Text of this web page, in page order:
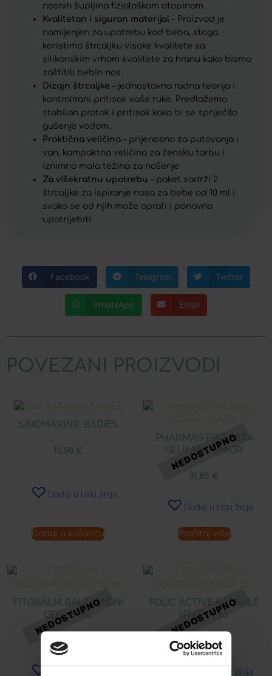
nosnih šupljina fiziološkom otopinom.
Kvalitetan i siguran materijal – Proizvod je
namijenjen za upotrebu kod beba, stoga
koristimo štrcaljku visoke kvalitete sa
silikonskim vrhom kvalitete za hranu kako bismo
zaštitili bebin nos.
Dizajn štrcaljke – jednostavna radna teorija i
kontrolirani pritisak vaše ruke. Predlažemo
stabilan protok i pritisak kako bi se spriječilo
gušenje vodom.
Praktična veličina – prijenosno za putovanja i
van, kompaktna veličina za žensku torbu i
iznimno mala težina za nošenje
Za višekratnu upotrebu – paket sadrži 2
štrcaljke za ispiranje nosa za bebe od 10 ml i
svaka se od njih može oprati i ponovno
upotrijebiti.
Facebook Telegram Twitter
WhatsApp Email
POVEZANI PROIZVODI
SINOMARIN® BABIES
10,50 €
Dodaj u listu želja
Dodaj u košaricu
PHARMAS PRO BETA
GLUKAN JUNIOR
31,85 €
Dodaj u listu želja
Pročitaj više
FITOBALM BALZAMIČNI
GEL 50 ML
10,30
FOLIC ACTIVE KAPSULE
(PHS) Á 30
7,76€
Dodaj u listu želja